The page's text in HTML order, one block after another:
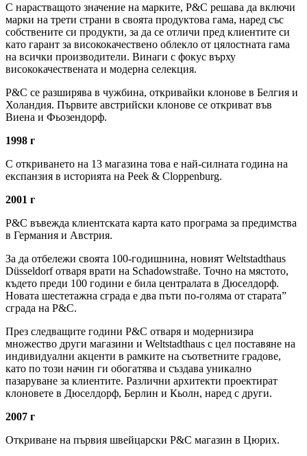
С нарастващото значение на марките, P&C решава да включи
марки на трети страни в своята продуктова гама, наред със
собствените си продукти, за да се отличи пред клиентите си
като гарант за висококачествено облекло от цялостната гама
на всички производители. Винаги с фокус върху
висококачествената и модерна селекция.
P&C се разширява в чужбина, откривайки клонове в Белгия и
Холандия. Първите австрийски клонове се откриват във
Виена и Фьозендорф.
1998 г
С откриването на 13 магазина това е най-силната година на
експанзия в историята на Peek & Cloppenburg.
2001 г
P&C въвежда клиентската карта като програма за предимства
в Германия и Австрия.
За да отбележи своята 100-годишнина, новият Weltstadthaus
Düsseldorf отваря врати на Schadowstraße. Точно на мястото,
където преди 100 години е била централата в Дюселдорф.
Новата шестетажна сграда е два пъти по-голяма от старата”
сграда на P&C.
През следващите години P&C отваря и модернизира
множество други магазини и Weltstadthaus с цел поставяне на
индивидуални акценти в рамките на съответните градове,
като по този начин ги обогатява и създава уникално
пазаруване за клиентите. Различни архитекти проектират
клоновете в Дюселдорф, Берлин и Кьолн, наред с други.
2007 г
Откриване на първия швейцарски P&C магазин в Цюрих.